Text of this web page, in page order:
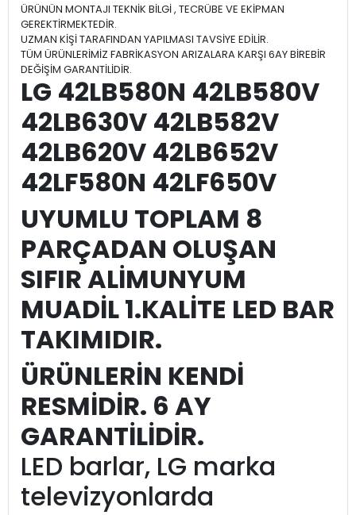
ÜRÜNÜN MONTAJI TEKNİK BİLGİ , TECRÜBE VE EKİPMAN
GEREKTİRMEKTEDİR.
UZMAN KİŞİ TARAFINDAN YAPILMASI TAVSİYE EDİLİR.
TÜM ÜRÜNLERİMİZ FABRİKASYON ARIZALARA KARŞI 6AY BİREBİR
DEĞİŞİM GARANTİLİDİR.
LG 42LB580N 42LB580V
42LB630V 42LB582V
42LB620V 42LB652V
42LF580N 42LF650V
UYUMLU TOPLAM 8
PARÇADAN OLUŞAN
SIFIR ALİMUNYUM
MUADİL 1.KALİTE LED BAR
TAKIMIDIR.
ÜRÜNLERİN KENDİ
RESMİDİR. 6 AY
GARANTİLİDİR.
LED barlar, LG marka
televizyonlarda